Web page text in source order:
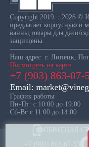
Copyright 2019 :: 2026 ©
предлагает корпусную и
ванны,товары для дачи/
защищены.
Наш адрес: г. Липецк,
Посмотреть на карте
+7 (903) 863-07-
Email:
График работы
Пн-Пт: с 10:00 до 19:00
Сб-Вс с 11:00 до 14:00
ОБРАТНАЯ